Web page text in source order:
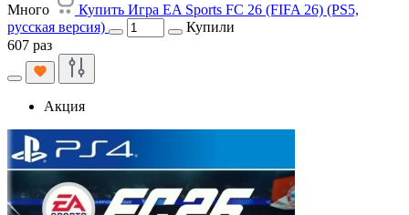
Много
Купить Игра EA Sports FC 26 (FIFA 26) (PS5,
русская версия)
Купили
607 раз
Акция